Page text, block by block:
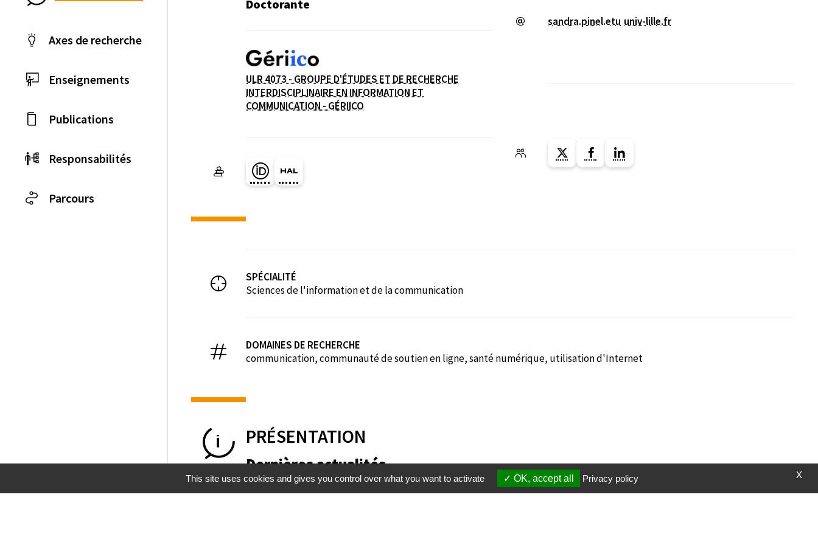
Doctorante
Laboratoire / équipe
ULR 4073 - GROUPE D'ÉTUDES ET DE RECHERCHE
INTERDISCIPLINAIRE EN INFORMATION ET
COMMUNICATION - GÉRIICO
Page Orcid du membre (Ouverture dans une nouvelle fenêtre)
HAL sandra-pinel (Ouverture dans une nouvelle fenêtre)
sandra.pinel.etu univ-lille.fr
Lien vers la page X ( Nouvelle fenêtre)
Lien vers la page Facebook ( Nouvelle
Lien vers la page Linkedin ( Nouvelle
SPÉCIALITÉ
Sciences de l'information et de la communication
DOMAINES DE RECHERCHE
communication, communauté de soutien en ligne, santé numérique, utilisation d'Internet
Axes de recherche
Enseignements
Publications
Responsabilités
Parcours
PRÉSENTATION
Dernières actualités
X
This site uses cookies and gives you control over what you want to activate OK, accept all Privacy policy